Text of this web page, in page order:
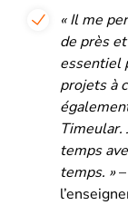
« Il me
de près
essentiel
projets à
Timeular.
temps
temps. »–